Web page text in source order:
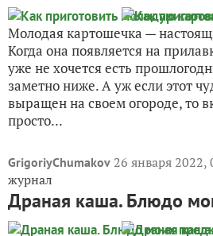
Молодая картошечка —
Когда она появляется на
уже не хочется есть
заметно ниже. А уж если этот
выращен на своем огороде, то
просто...
GrigoriyChumakov 26 января 2022,
журнал
Драная каша. Блюдо